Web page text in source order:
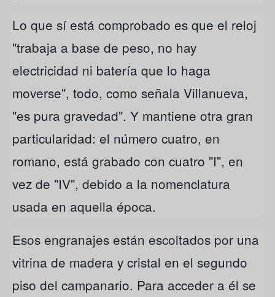
Lo que sí está comprobado es que el reloj
"trabaja a base de peso, no hay
electricidad ni batería que lo haga
moverse", todo, como señala Villanueva,
"es pura gravedad". Y mantiene otra gran
particularidad: el número cuatro, en
romano, está grabado con cuatro "I", en
vez de "IV", debido a la nomenclatura
usada en aquella época.
Esos engranajes están escoltados por una
vitrina de madera y cristal en el segundo
piso del campanario. Para acceder a él se